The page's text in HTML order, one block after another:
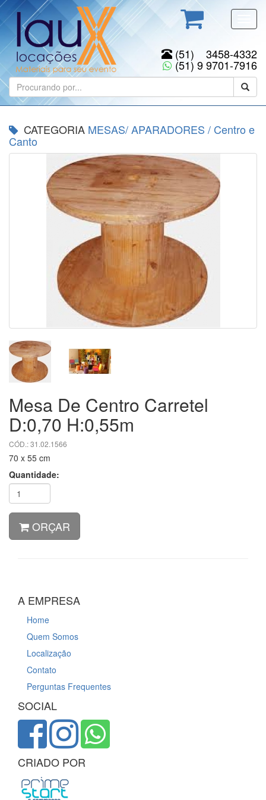
(51) 3458-4332
(51) 9 9701-7916
CATEGORIA MESAS/ APARADORES / Centro e
Canto
Mesa De Centro Carretel
D:0,70 H:0,55m
CÓD.: 31.02.1566
70 x 55 cm
Quantidade:
ORÇAR
A EMPRESA
Home
Quem Somos
Localização
Contato
Perguntas Frequentes
SOCIAL
CRIADO POR